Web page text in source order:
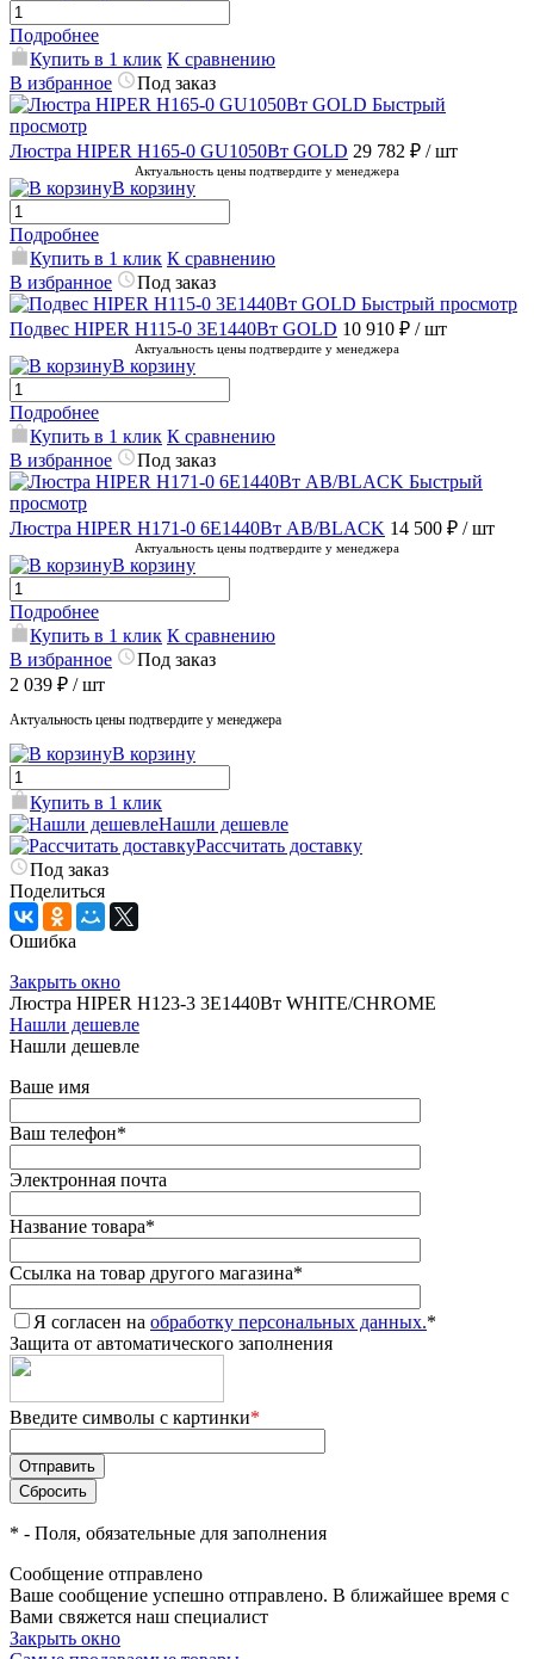
Подробнее
Купить в 1 клик К сравнению
В избранное
Под заказ
Быстрый
просмотр
Люстра HIPER H165-0 GU1050Вт GOLD 29 782 ₽ / шт
Актуальность цены подтвердите у менеджера
В корзину
Подробнее
Купить в 1 клик К сравнению
В избранное
Под заказ
Быстрый просмотр
Подвес HIPER H115-0 3E1440Вт GOLD 10 910 ₽ / шт
Актуальность цены подтвердите у менеджера
В корзину
Подробнее
Купить в 1 клик К сравнению
В избранное
Под заказ
Быстрый
просмотр
Люстра HIPER H171-0 6E1440Вт AB/BLACK 14 500 ₽ / шт
Актуальность цены подтвердите у менеджера
В корзину
Подробнее
Купить в 1 клик К сравнению
В избранное
Под заказ
2 039 ₽ / шт
Актуальность цены подтвердите у менеджера
В корзину
Купить в 1 клик
Нашли дешевле
Рассчитать доставку
Под заказ
Поделиться
Ошибка
Закрыть окно
Люстра HIPER H123-3 3E1440Вт WHITE/CHROME
Нашли дешевле
Нашли дешевле
Ваше имя
Ваш телефон*
Электронная почта
Название товара*
Ссылка на товар другого магазина*
Я согласен на обработку персональных данных.*
Защита от автоматического заполнения
Введите символы с картинки*
* - Поля, обязательные для заполнения
Сообщение отправлено
Ваше сообщение успешно отправлено. В ближайшее время с
Вами свяжется наш специалист
Закрыть окно